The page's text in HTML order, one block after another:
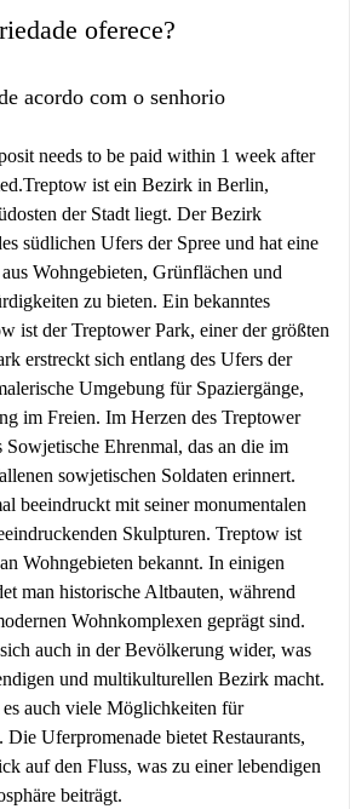
oferece?
acordo com o senhorio
needs to be paid within 1 week after
ist ein Bezirk in Berlin,
der Stadt liegt. Der Bezirk
südlichen Ufers der Spree und hat eine
Wohngebieten, Grünflächen und
zu bieten. Ein bekanntes
ist der Treptower Park, einer der größten
erstreckt sich entlang des Ufers der
Umgebung für Spaziergänge,
im Freien. Im Herzen des Treptower
Sowjetische Ehrenmal, das an die im
sowjetischen Soldaten erinnert.
beeindruckt mit seiner monumentalen
Skulpturen. Treptow ist
Wohngebieten bekannt. In einigen
man historische Altbauten, während
Wohnkomplexen geprägt sind.
auch in der Bevölkerung wider, was
und multikulturellen Bezirk macht.
auch viele Möglichkeiten für
Die Uferpromenade bietet Restaurants,
auf den Fluss, was zu einer lebendigen
beiträgt.